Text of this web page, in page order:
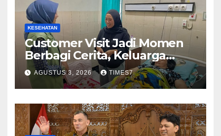
KESEHATAN
Customer Visit Jadi Momen
Berbagi Cerita, Keluarga
Nurhayati Rasakan Manfaat
NyataProgram JKN
AGUSTUS 3, 2026 TIMES7